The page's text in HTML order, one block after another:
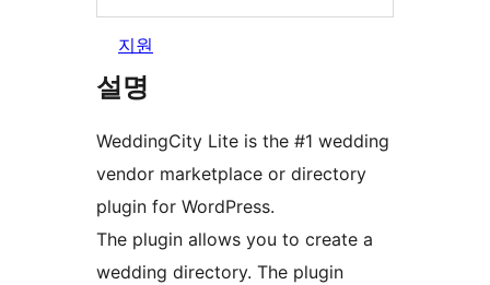
지원
설명
WeddingCity Lite is the #1 wedding
vendor marketplace or directory
plugin for WordPress.
The plugin allows you to create a
wedding directory. The plugin